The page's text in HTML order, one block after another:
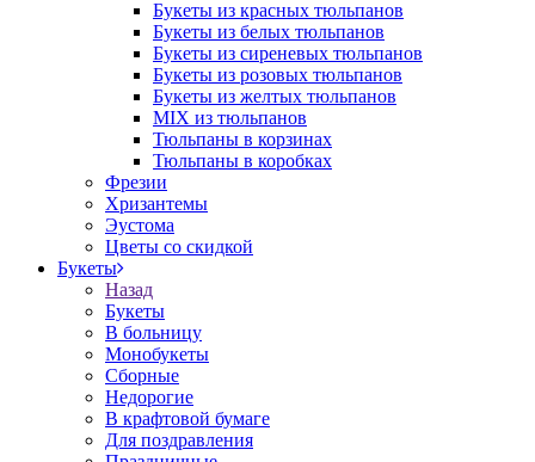
Букеты из красных тюльпанов
Букеты из белых тюльпанов
Букеты из сиреневых тюльпанов
Букеты из розовых тюльпанов
Букеты из желтых тюльпанов
MIX из тюльпанов
Тюльпаны в корзинах
Тюльпаны в коробках
Фрезии
Хризантемы
Эустома
Цветы со скидкой
Букеты
Назад
Букеты
В больницу
Монобукеты
Сборные
Недорогие
В крафтовой бумаге
Для поздравления